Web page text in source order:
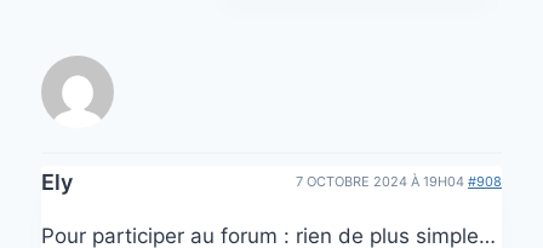
Ely 7 OCTOBRE 2024 À 19H04 #908
Pour participer au forum : rien de plus simple…